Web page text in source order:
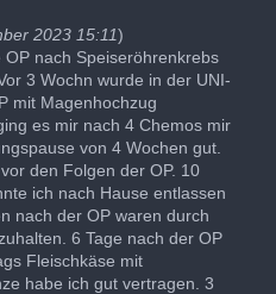
2023 15:11)
nach Speiseröhrenkrebs
3 Wochn wurde in der UNI-
mit Magenhochzug
es mir nach 4 Chemos mir
von 4 Wochen gut.
den Folgen der OP. 10
ich nach Hause entlassen
nach der OP waren durch
6 Tage nach der OP
Fleischkäse mit
habe ich gut vertragen. 3